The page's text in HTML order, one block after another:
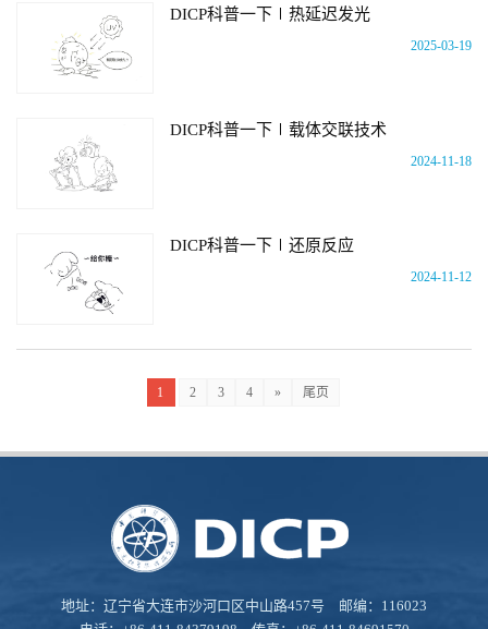
DICP科普一下∣热延迟发光
2025-03-19
DICP科普一下∣载体交联技术
2024-11-18
DICP科普一下∣还原反应
2024-11-12
1 2 3 4 » 尾页
地址：辽宁省大连市沙河口区中山路457号 邮编：116023